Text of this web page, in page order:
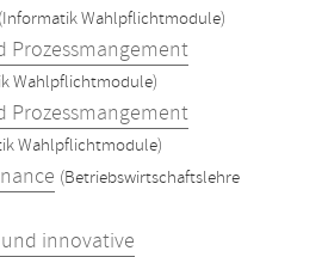
(Informatik Wahlpflichtmodule)
Prozessmangement
Wahlpflichtmodule)
Prozessmangement
Wahlpflichtmodule)
(Betriebswirtschaftslehre
innovative